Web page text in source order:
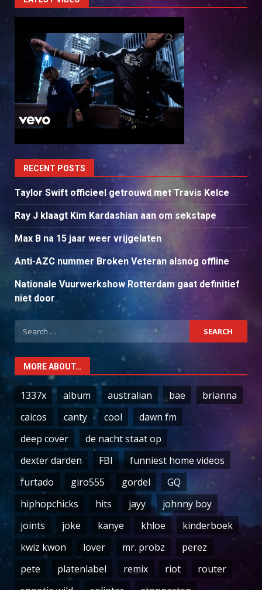
RECENT POSTS
Taylor Swift officieel getrouwd met Travis Kelce
Ray J klaagt Kim Kardashian aan om sekstape
Max B na 15 jaar weer vrijgelaten
Anti-AZC nummer Broken Veteran alsnog offline
Nationale Vuurwerkshow Rotterdam gaat definitief
niet door
Search
for:
MORE ABOUT…
1337x album australian bae
brianna
caicos
canty cool
dawn fm
deep cover
de nacht staat op
dexter darden
FBI
funniest home videos
furtado
giro555 gordel
GQ
hiphopchicks
hits jayy
johnny boy
joints
joke kanye khloe
kinderboek
kwiz kwon
lover mr. probz
perez
pete
platenlabel remix riot
router